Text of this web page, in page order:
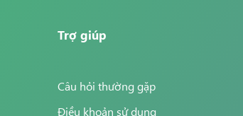
Trợ giúp
Câu hỏi thường gặp
Điều khoản sử dụng